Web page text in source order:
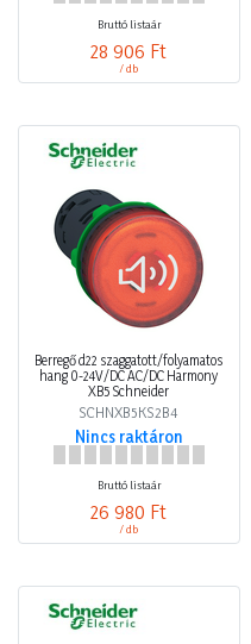
Bruttó listaár
28 906 Ft
/ db
Berregő d22 szaggatott/folyamatos
hang 0-24V/DC AC/DC Harmony
XB5 Schneider
SCHNXB5KS2B4
Nincs raktáron
Bruttó listaár
26 980 Ft
/ db